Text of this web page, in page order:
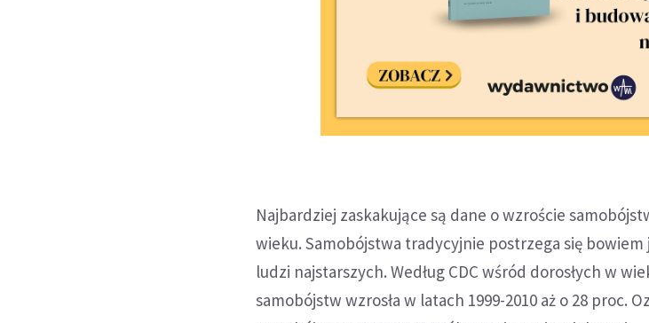
Najbardziej zaskakujące są dane o wzroście
wieku. Samobójstwa tradycyjnie postrzega się
ludzi najstarszych. Według CDC wśród dorosłych w
samobójstw wzrosła w latach 1999-2010 aż o 28 proc.